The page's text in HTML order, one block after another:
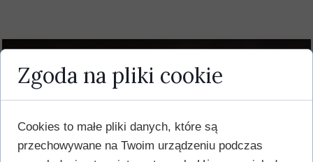
Zgoda na pliki cookie
Cookies to małe pliki danych, które są
przechowywane na Twoim urządzeniu podczas